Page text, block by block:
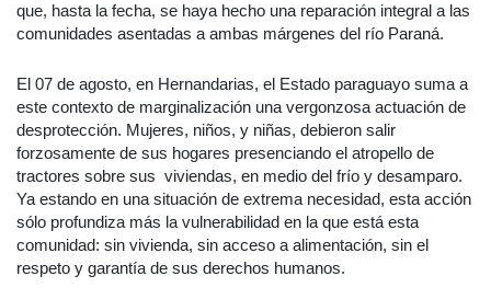
que, hasta la fecha, se haya hecho una reparación integral a las
comunidades asentadas a ambas márgenes del río Paraná.
El 07 de agosto, en Hernandarias, el Estado paraguayo suma a
este contexto de marginalización una vergonzosa actuación de
desprotección. Mujeres, niños, y niñas, debieron salir
forzosamente de sus hogares presenciando el atropello de
tractores sobre sus viviendas, en medio del frío y desamparo.
Ya estando en una situación de extrema necesidad, esta acción
sólo profundiza más la vulnerabilidad en la que está esta
comunidad: sin vivienda, sin acceso a alimentación, sin el
respeto y garantía de sus derechos humanos.